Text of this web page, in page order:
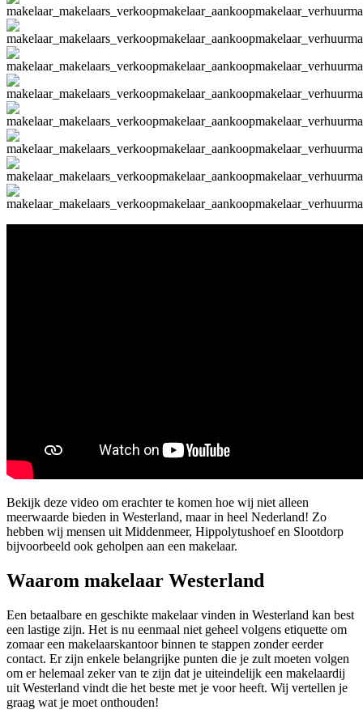
Bekijk deze video om erachter te komen hoe wij niet alleen
meerwaarde bieden in Westerland, maar in heel Nederland! Zo
hebben wij mensen uit Middenmeer, Hippolytushoef en Slootdorp
bijvoorbeeld ook geholpen aan een makelaar.
Waarom makelaar Westerland
Een betaalbare en geschikte makelaar vinden in Westerland kan best
een lastige zijn. Het is nu eenmaal niet geheel volgens etiquette om
zomaar een makelaarskantoor binnen te stappen zonder eerder
contact. Er zijn enkele belangrijke punten die je zult moeten volgen
om er helemaal zeker van te zijn dat je uiteindelijk een makelaardij
uit Westerland vindt die het beste met je voor heeft. Wij vertellen je
graag wat je moet onthouden!